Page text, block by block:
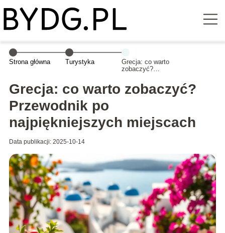
Strona główna Turystyka
Grecja: co warto
zobaczyć?
najpiękniejszych
miejscach
Grecja: co warto zobaczyć?
Przewodnik po
najpiękniejszych miejscach
Data publikacji: 2025-10-14